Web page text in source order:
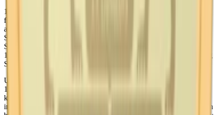
1915 infördes ett tobaksmonopol i Sverige för att finansiera landets
försvar och den första folkpensionsreformen.
alla svenska tobaksindustrier införlivades i det nybildade AB
Svenska Tobaksmonopolet. Trots detta fortsatte Ettan att vara ett av
Sveriges mest populära snusmärken. När monopolet upphävdes
1961, övergick produktionen till Svenska Tobaks AB, och 1992 tog
Swedish Match över snusverksamheten och därmed också Ettan.
Under 1990-talet och in i 2000-talet har Ettan fortsatt att utvecklas.
1990 lanserades Ettan Original Portion, en modern tolkning av det
klassiska lössnuset, förpackat i färdiga. Sexton år senare, 2006,
introducerades Ettan Vit Portion.. Trots dessa innovationer har Ettan